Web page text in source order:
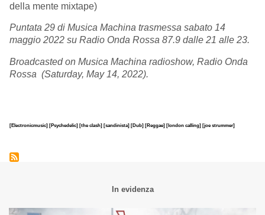
della mente mixtape)
Puntata 29 di Musica Machina trasmessa sabato 14
maggio 2022 su Radio Onda Rossa 87.9 dalle 21 alle 23.
Broadcasted on Musica Machina radioshow, Radio Onda
Rossa (Saturday, May 14, 2022).
[Electronicmusic] [Psychedelic] [the clash] [sandinista] [Dub] [Reggae] [london calling] [joe strummer]
In evidenza